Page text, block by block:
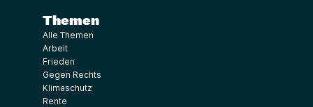
Themen
Alle Themen
Arbeit
Frieden
Gegen Rechts
Klimaschutz
Rente